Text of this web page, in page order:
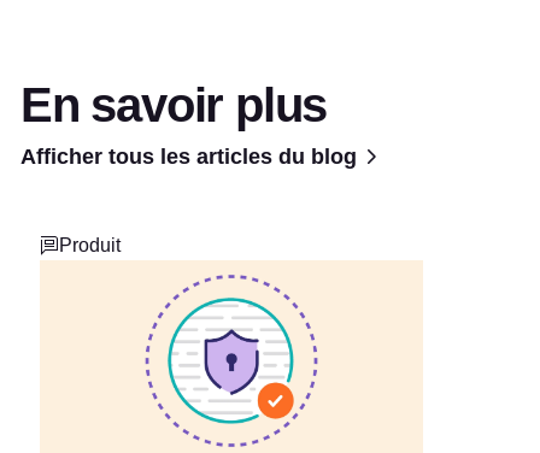
En savoir plus
Afficher tous les articles du blog
Produit